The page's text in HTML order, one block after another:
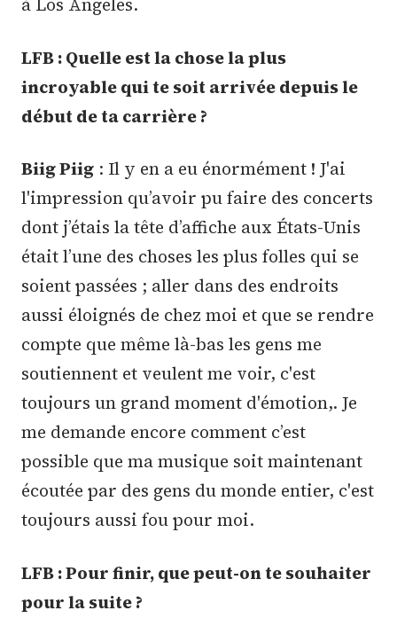
LFB : Quelle est la chose la plus
incroyable qui te soit arrivée depuis le
début de ta carrière ?
Biig Piig : Il y en a eu énormément ! J'ai
l'impression qu’avoir pu faire des concerts
dont j’étais la tête d’affiche aux États-Unis
était l’une des choses les plus folles qui se
soient passées ; aller dans des endroits
aussi éloignés de chez moi et que se rendre
compte que même là-bas les gens me
soutiennent et veulent me voir, c'est
toujours un grand moment d'émotion,. Je
me demande encore comment c’est
possible que ma musique soit maintenant
écoutée par des gens du monde entier, c'est
toujours aussi fou pour moi.
LFB : Pour finir, que peut-on te souhaiter
pour la suite ?